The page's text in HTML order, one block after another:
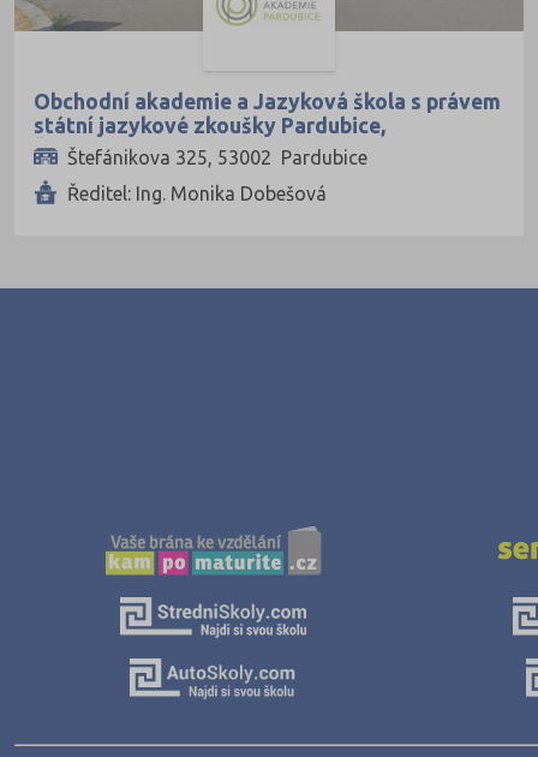
Obchodní akademie a Jazyková škola s právem
státní jazykové zkoušky Pardubice,
Štefánikova 325
Štefánikova 325, 53002 Pardubice
Ředitel: Ing. Monika Dobešová